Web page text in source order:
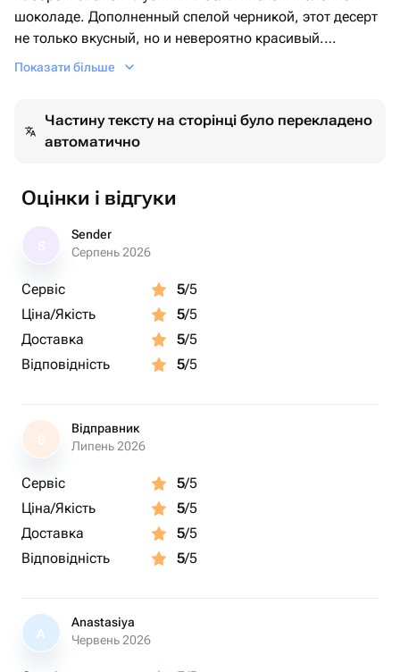
шоколаде. Дополненный спелой черникой, этот десерт
не только вкусный, но и невероятно красивый.
Идеальный подарок для любого случая: день
✨ Состав:
✔️ Бельгийский молочный шоколад
✔️ Черника
📦 Упаковано в стильную подарочную коробку.
Показати більше
Частину тексту на сторінці було перекладено
автоматично
Оцінки і відгуки
Sender
Серпень 2026
Сервіс 5/5
Ціна/Якість
5/5
Доставка
5/5
Відповідність
5/5
В
Відправник
Липень 2026
Сервіс 5/5
Ціна/Якість
5/5
Доставка
5/5
Відповідність
5/5
A
Anastasiya
Червень 2026